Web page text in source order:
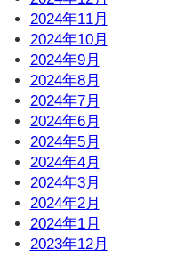
2024年11月
2024年10月
2024年9月
2024年8月
2024年7月
2024年6月
2024年5月
2024年4月
2024年3月
2024年2月
2024年1月
2023年12月